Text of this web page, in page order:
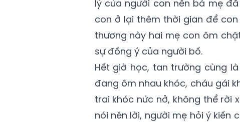
lý của người con nên bà mẹ
con ở lại thêm thời gian để
thương này hai mẹ con ôm
sự đồng ý của người bố.
Hết giờ học, tan trường cùng
đang ôm nhau khóc, cháu gái
trai khóc nức nở, không thể rời
nói nên lời, người mẹ hỏi ý kiến